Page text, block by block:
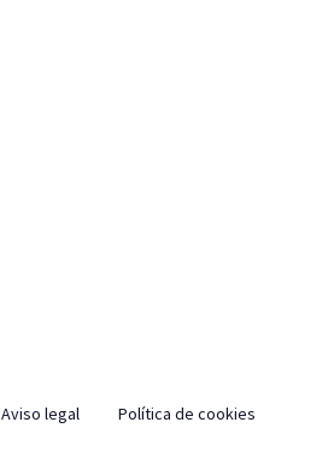
Aviso legal Política de cookies